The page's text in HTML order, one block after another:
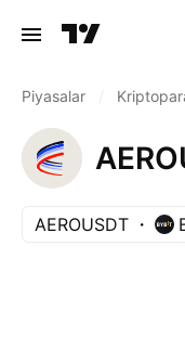
Piyasalar
AEROUSDT